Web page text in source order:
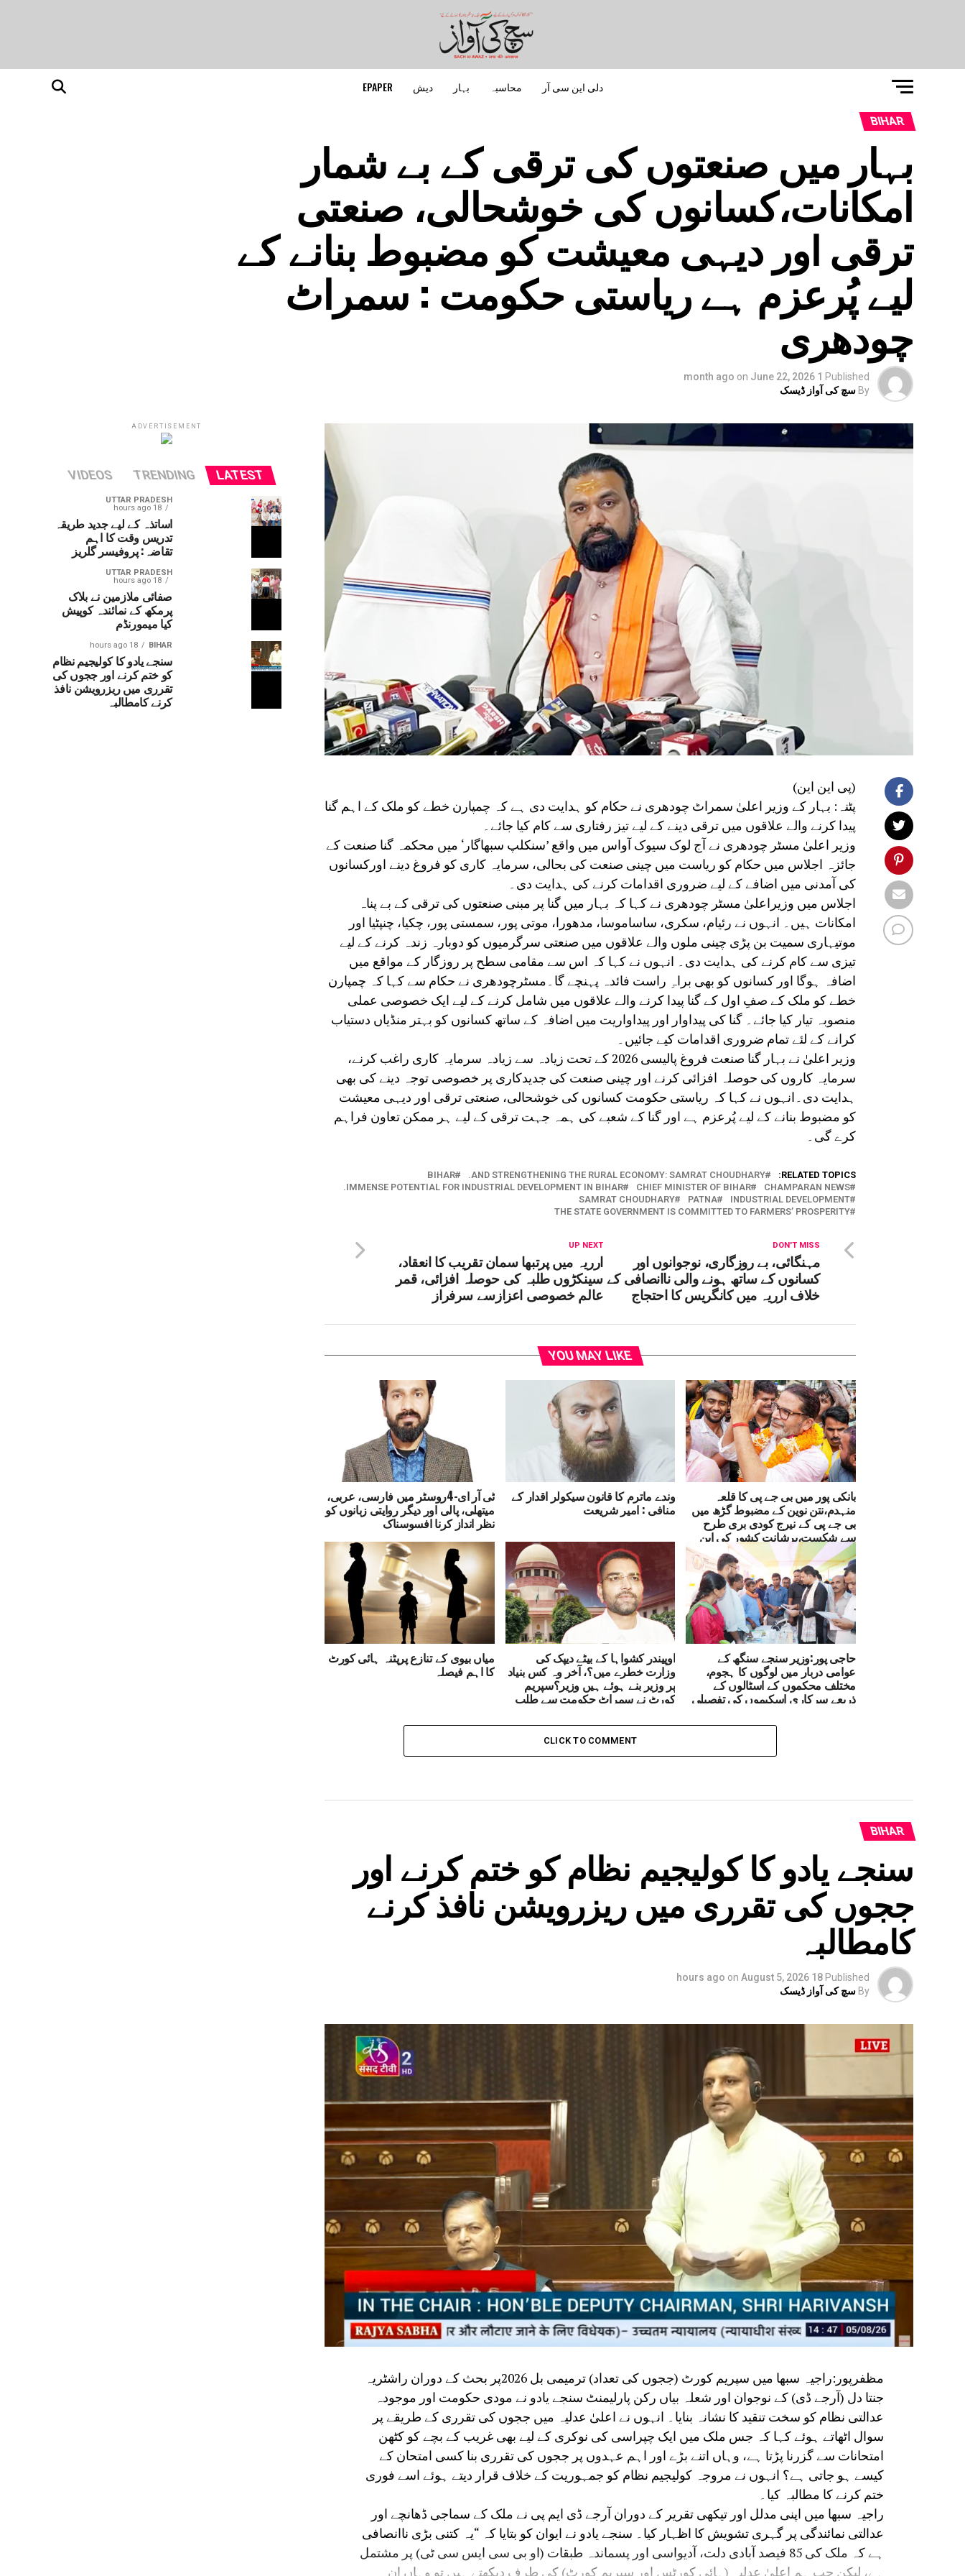
دلی این سی آر محاسبہ بہار دیش EPAPER
BIHAR
بہار میں صنعتوں کی ترقی کے بے شمار
امکانات،کسانوں کی خوشحالی، صنعتی
ترقی اور دیہی معیشت کو مضبوط بنانے کے
لیے پُرعزم ہے ریاستی حکومت : سمراٹ
چودھری
Published
1 month ago
on June 22, 2026
By سچ کی آواز ڈیسک
(پی این این)
پٹنہ: بہار کے وزیر اعلیٰ سمراٹ چودھری نے حکام کو ہدایت دی ہے کہ چمپارن خطے کو ملک کے اہم گنا
پیدا کرنے والے علاقوں میں ترقی دینے کے لیے تیز رفتاری سے کام کیا جائے۔
وزیر اعلیٰ مسٹر چودھری نے آج لوک سیوک آواس میں واقع ’سنکلپ سبھاگار‘ میں محکمہ گنا صنعت کے
جائزہ اجلاس میں حکام کو ریاست میں چینی صنعت کی بحالی، سرمایہ کاری کو فروغ دینے اورکسانوں
کی آمدنی میں اضافے کے لیے ضروری اقدامات کرنے کی ہدایت دی۔
اجلاس میں وزیراعلیٰ مسٹر چودھری نے کہا کہ بہار میں گنا پر مبنی صنعتوں کی ترقی کے بے پناہ
امکانات ہیں۔ انہوں نے رئیام، سکری، ساساموسا، مدھورا، موتی پور، سمستی پور، چکیا، چنپٹیا اور
موتیہاری سمیت بن پڑی چینی ملوں والے علاقوں میں صنعتی سرگرمیوں کو دوبارہ زندہ کرنے کے لیے
تیزی سے کام کرنے کی ہدایت دی۔ انہوں نے کہا کہ اس سے مقامی سطح پر روزگار کے مواقع میں
اضافہ ہوگا اور کسانوں کو بھی براہِ راست فائدہ پہنچے گا۔مسٹرچودھری نے حکام سے کہا کہ چمپارن
خطے کو ملک کے صفِ اول کے گنا پیدا کرنے والے علاقوں میں شامل کرنے کے لیے ایک خصوصی عملی
منصوبہ تیار کیا جائے۔ گنا کی پیداوار اور پیداواریت میں اضافہ کے ساتھ کسانوں کو بہتر منڈیاں دستیاب
کرانے کے لئے تمام ضروری اقدامات کیے جائیں۔
وزیر اعلیٰ نے بہار گنا صنعت فروغ پالیسی 2026 کے تحت زیادہ سے زیادہ سرمایہ کاری راغب کرنے،
سرمایہ کاروں کی حوصلہ افزائی کرنے اور چینی صنعت کی جدیدکاری پر خصوصی توجہ دینے کی بھی
ہدایت دی۔انہوں نے کہا کہ ریاستی حکومت کسانوں کی خوشحالی، صنعتی ترقی اور دیہی معیشت
کو مضبوط بنانے کے لیے پُرعزم ہے اور گنا کے شعبے کی ہمہ جہت ترقی کے لیے ہر ممکن تعاون فراہم
کرے گی۔
RELATED TOPICS:
AND STRENGTHENING THE RURAL ECONOMY: SAMRAT CHOUDHARY.
BIHAR
CHAMPARAN NEWS
CHIEF MINISTER OF BIHAR
IMMENSE POTENTIAL FOR INDUSTRIAL DEVELOPMENT IN BIHAR.
INDUSTRIAL DEVELOPMENT
PATNA
SAMRAT CHOUDHARY
THE STATE GOVERNMENT IS COMMITTED TO FARMERS’ PROSPERITY
UP NEXT
ارریہ میں پرتبھا سمان تقریب کا انعقاد،
سینکڑوں طلبہ کی حوصلہ افزائی، قمر
عالم خصوصی اعزازسے سرفراز
DON'T MISS
مہنگائی، بے روزگاری، نوجوانوں اور
کسانوں کے ساتھ ہونے والی ناانصافی کے
خلاف ارریہ میں کانگریس کا احتجاج
YOU MAY LIKE
بانکی پور میں بی جے پی کا قلعہ
منہدم،نتن نوین کے مضبوط گڑھ میں
بی جے پی کے نیرج کودی بری طرح
سے شکست،پرشانت کشور کی این
ڈی اے کی اعلیٰ قیادت سے بہار کے
لیے’اہل اور ایماندار‘ وزیر اعلیٰ منتخب
کرنے کی اپیل
وندے ماترم کا قانون سیکولر اقدار کے
منافی : امیر شریعت
ٹی آر ای-4روسٹر میں فارسی، عربی،
میتھلی، پالی اور دیگر روایتی زبانوں کو
نظر انداز کرنا افسوسناک
حاجی پور:وزیر سنجے سنگھ کے
عوامی دربار میں لوگوں کا ہجوم،
مختلف محکموں کے اسٹالوں کے
ذریعے سرکاری اسکیموں کی تفصیلی
اوپیندر کشواہا کے بیٹے دیپک کی
وزارت خطرے میں؟، آخر وہ کس بنیاد
پر وزیر بنے ہوئے ہیں وزیر؟سپریم
کورٹ نے سمراٹ حکومت سے طلب
میاں بیوی کے تنازع پرپٹنہ ہائی کورٹ
کا اہم فیصلہ
CLICK TO COMMENT
BIHAR
سنجے یادو کا کولیجیم نظام کو ختم کرنے اور
ججوں کی تقرری میں ریزرویشن نافذ کرنے
کامطالبہ
Published
18 hours ago
on August 5, 2026
By سچ کی آواز ڈیسک
مظفرپور:راجیہ سبھا میں سپریم کورٹ (ججوں کی تعداد) ترمیمی بل 2026پر بحث کے دوران راشٹریہ
جنتا دل (آرجے ڈی) کے نوجوان اور شعلہ بیاں رکن پارلیمنٹ سنجے یادو نے مودی حکومت اور موجودہ
عدالتی نظام کو سخت تنقید کا نشانہ بنایا۔ انہوں نے اعلیٰ عدلیہ میں ججوں کی تقرری کے طریقے پر
سوال اٹھاتے ہوئے کہا کہ جس ملک میں ایک چپراسی کی نوکری کے لیے بھی غریب کے بچے کو کٹھن
امتحانات سے گزرنا پڑتا ہے، وہاں اتنے بڑے اور اہم عہدوں پر ججوں کی تقرری بنا کسی امتحان کے
کیسے ہو جاتی ہے؟ انہوں نے مروجہ کولیجیم نظام کو جمہوریت کے خلاف قرار دیتے ہوئے اسے فوری
ختم کرنے کا مطالبہ کیا۔
راجیہ سبھا میں اپنی مدلل اور تیکھی تقریر کے دوران آرجے ڈی ایم پی نے ملک کے سماجی ڈھانچے اور
عدالتی نمائندگی پر گہری تشویش کا اظہار کیا۔ سنجے یادو نے ایوان کو بتایا کہ “یہ کتنی بڑی ناانصافی
ہے کہ ملک کی 85 فیصد آبادی دلت، آدیواسی اور پسماندہ طبقات (او بی سی ایس سی ٹی) پر مشتمل
ہے، لیکن جب ہم اعلیٰ عدلیہ (ہائی کورٹس اور سپریم کورٹ) کی طرف دیکھتے ہیں تو وہاں ان
ADVERTISEMENT
LATEST
TRENDING
VIDEOS
UTTAR PRADESH
18 hours ago
اساتذہ کے لیے جدید طریقہ
تدریس وقت کا اہم
تقاضہ: پروفیسر گلریز
UTTAR PRADESH
18 hours ago
صفائی ملازمین نے بلاک
پرمکھ کے نمائندہ کوپیش
کیا میمورنڈم
BIHAR
18 hours ago
سنجے یادو کا کولیجیم نظام
کو ختم کرنے اور ججوں کی
تقرری میں ریزرویشن نافذ
کرنے کامطالبہ